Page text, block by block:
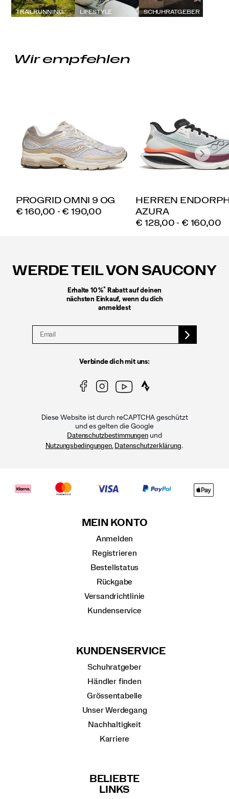
TRAILRUNNING LIFESTYLE SCHUHRATGEBER
Wir empfehlen
PROGRID OMNI 9 OG
PRICE
€ 160,00 - € 190,00
HERREN
AZURA
PRICE
€ 128,00 - € 160,00
WERDE TEIL VON SAUCONY
Erhalte 10 %* Rabatt auf deinen
nächsten Einkauf, wenn du dich
anmeldest
Verbinde dich mit uns:
Diese Website ist durch reCAPTCHA geschützt
und es gelten die Google
Datenschutzbestimmungenund
Nutzungsbedingungen. Datenschutzerklärung.
MEIN KONTO
Anmelden
Registrieren
Bestellstatus
Rückgabe
Versandrichtlinie
Kundenservice
KUNDENSERVICE
Schuhratgeber
Händler finden
Grössentabelle
Unser Werdegang
Nachhaltigkeit
Karriere
BELIEBTE
LINKS